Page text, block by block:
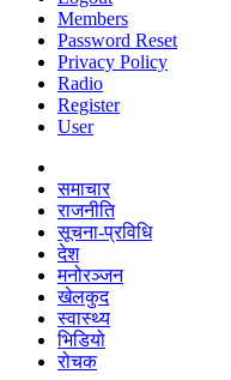
Members
Password Reset
Privacy Policy
Radio
Register
User
समाचार
राजनीति
सूचना-प्रविधि
देश
मनोरञ्जन
खेलकुद
स्वास्थ्य
भिडियो
रोचक